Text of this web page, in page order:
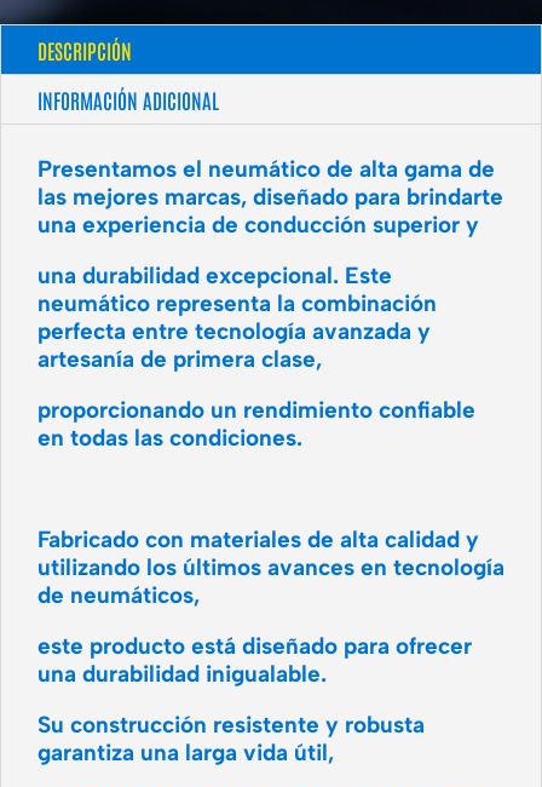
DESCRIPCIÓN
INFORMACIÓN ADICIONAL
Presentamos el neumático de alta gama de
las mejores marcas, diseñado para brindarte
una experiencia de conducción superior y
una durabilidad excepcional. Este
neumático representa la combinación
perfecta entre tecnología avanzada y
artesanía de primera clase,
proporcionando un rendimiento confiable
en todas las condiciones.
Fabricado con materiales de alta calidad y
utilizando los últimos avances en tecnología
de neumáticos,
este producto está diseñado para ofrecer
una durabilidad inigualable.
Su construcción resistente y robusta
garantiza una larga vida útil,